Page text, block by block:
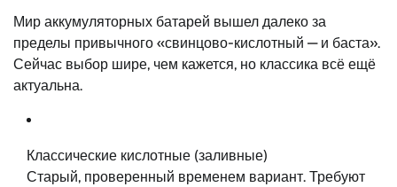
Мир аккумуляторных батарей вышел далеко за
пределы привычного «свинцово-кислотный — и баста».
Сейчас выбор шире, чем кажется, но классика всё ещё
актуальна.
Классические кислотные (заливные)
Старый, проверенный временем вариант. Требуют